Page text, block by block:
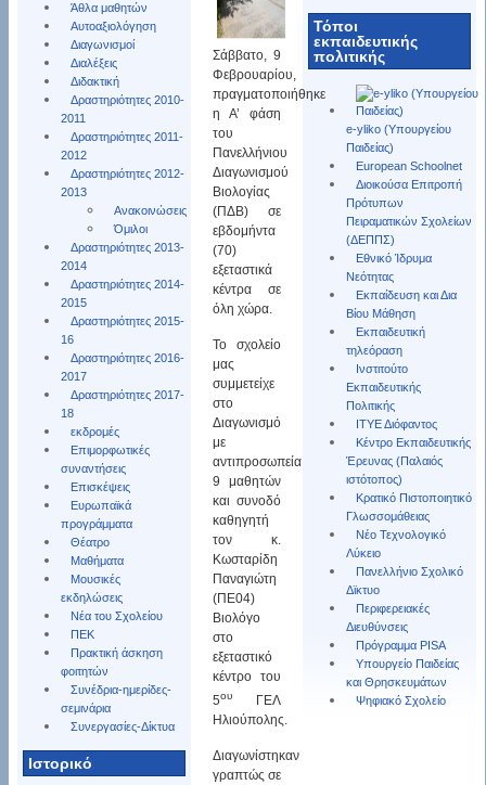
Άθλα μαθητών
Αυτοαξιολόγηση
Διαγωνισμοί
Διαλέξεις
Διδακτική
Δραστηριότητες 2010-
2011
Δραστηριότητες 2011-
2012
Δραστηριότητες 2012-
2013
Ανακοινώσεις
Όμιλοι
Δραστηριότητες 2013-
2014
Δραστηριότητες 2014-
2015
Δραστηριότητες 2015-
16
Δραστηριότητες 2016-
2017
Δραστηριότητες 2017-
18
εκδρομές
Επιμορφωτικές
συναντήσεις
Επισκέψεις
Ευρωπαϊκά
προγράμματα
Θέατρο
Μαθήματα
Μουσικές
εκδηλώσεις
Νέα του Σχολείου
ΠΕΚ
Πρακτική άσκηση
φοιτητών
Συνέδρια-ημερίδες-
σεμινάρια
Συνεργασίες-Δίκτυα
Ιστορικό
Τόποι
εκπαιδευτικής
πολιτικής
e-yliko (Υπουργείου
Παιδείας)
European Schoolnet
Διοικούσα Επιτροπή
Πρότυπων
Πειραματικών Σχολείων
(ΔΕΠΠΣ)
Εθνικό Ίδρυμα
Νεότητας
Εκπαίδευση και Δια
Βίου Μάθηση
Εκπαιδευτική
τηλεόραση
Ινστιτούτο
Εκπαιδευτικής
Πολιτικής
ΙΤΥΕ Διόφαντος
Κέντρο Εκπαιδευτικής
Έρευνας (Παλαιός
ιστότοπος)
Κρατικό Πιστοποιητικό
Γλωσσομάθειας
Νέο Τεχνολογικό
Λύκειο
Πανελλήνιο Σχολικό
Δϊκτυο
Περιφερειακές
Διευθύνσεις
Πρόγραμμα PISA
Υπουργείο Παιδείας
και Θρησκευμάτων
Ψηφιακό Σχολείο
Σάββατο, 9
Φεβρουαρίου,
πραγματοποιήθηκε
η Α’ φάση
του
Πανελλήνιου
Διαγωνισμού
Βιολογίας
(ΠΔΒ) σε
εβδομήντα
(70)
εξεταστικά
κέντρα σε
όλη χώρα.
Το σχολείο
μας
συμμετείχε
στο
Διαγωνισμό
με
αντιπροσωπεία
9 μαθητών
και συνοδό
καθηγητή
τον κ.
Κωσταρίδη
Παναγιώτη
(ΠΕ04)
Βιολόγο
στο
εξεταστικό
κέντρο του
5ου
ΓΕΛ
Ηλιούπολης.
Διαγωνίστηκαν
γραπτώς σε